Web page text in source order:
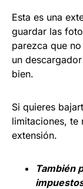
Esta es una
guardar las
parezca que
un
bien.
Si quieres
limitaciones, te
extensión.
También